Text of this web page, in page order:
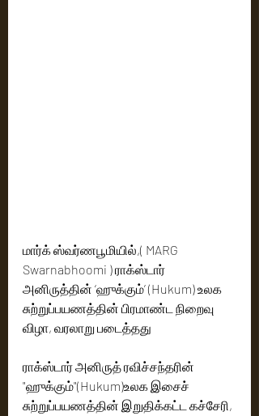
மார்க் ஸ்வர்ணபூமியில்,( MARG
Swarnabhoomi ) ராக்ஸ்டார்
அனிருத்தின் ‘ஹுக்கும்’ (Hukum) உலக
சுற்றுப்பயணத்தின் பிரமாண்ட நிறைவு
விழா, வரலாறு படைத்தது
ராக்ஸ்டார் அனிருத் ரவிச்சந்தரின்
"ஹுக்கும்"(Hukum)உலக இசைச்
சுற்றுப்பயணத்தின் இறுதிக்கட்ட கச்சேரி,